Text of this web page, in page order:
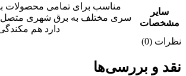
سایر
مشخصات
مناسب برای تمامی محصولات
سری مختلف به برق شهری متصل
دارد هم
نظرات (0)
نقد و بررسی‌ها